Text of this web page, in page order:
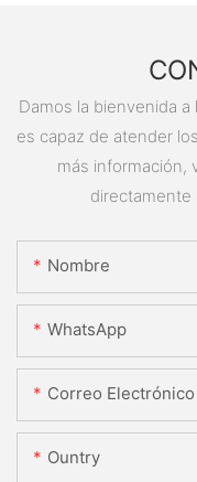
Damos la bienvenida
es capaz de atender
más información,
directamente
Nombre
WhatsApp
Correo Electrónico
Ountry